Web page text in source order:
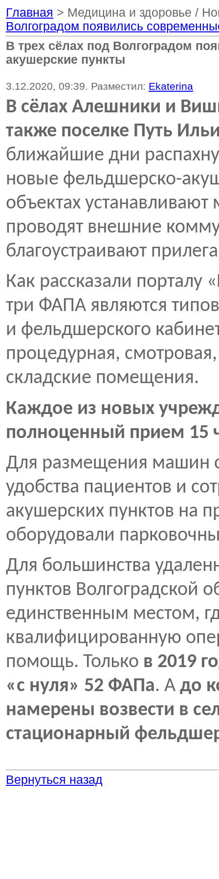
Главная > Медицина и здоровье /
Волгоградом появились
В трех сёлах под Волгоградом
акушерские пункты
3.12.2020, 09:39. Разместил: Ekaterina
В сёлах Алешники и
также поселке Путь
ближайшие дни
новые фельдшерско-
объектах
проводят внешние
благоустраивают
Как рассказали порталу
три ФАПА являются
и фельдшерского
процедурная,
складские помещения.
Каждое из новых
полноценный прием 15
Для размещения машин
удобства пациентов и
акушерских пунктов на
оборудовали
Для большинства
пунктов Волгоградской
единственным местом,
квалифицированную
помощь. Только в 2019
«с нуля» 52 ФАПа. А до
намерены возвести в
стационарный
Вернуться назад